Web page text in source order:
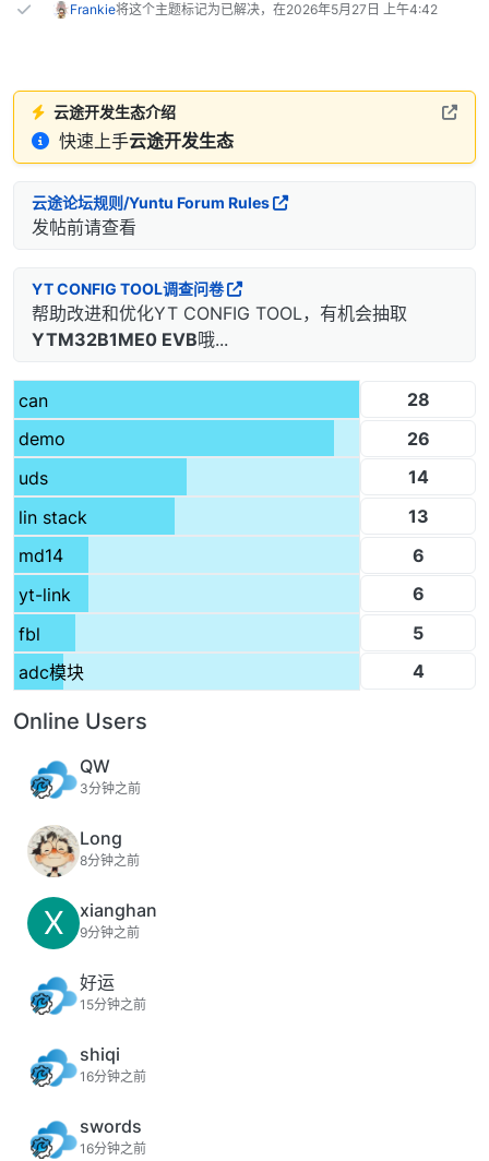
Frankie将这个主题标记为已解决，在2026年5月27日 上午4:42
云途开发生态介绍
快速上手云途开发生态
云途论坛规则/Yuntu Forum Rules
发帖前请查看
YT CONFIG TOOL调查问卷
帮助改进和优化YT CONFIG TOOL，有机会抽取
YTM32B1ME0 EVB哦...
can
28
demo
26
uds
14
lin stack
13
md14
6
yt-link
6
fbl
5
adc模块
4
Online Users
QW
3分钟之前
Long
8分钟之前
X xianghan
9分钟之前
好运
15分钟之前
shiqi
16分钟之前
swords
16分钟之前